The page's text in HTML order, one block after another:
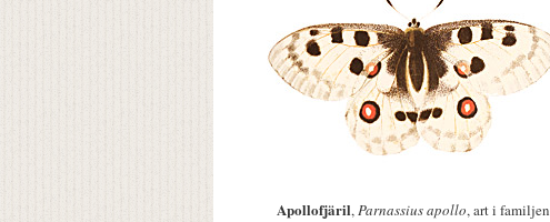
Apollofjäril,Parnassius apollo, art i familjen